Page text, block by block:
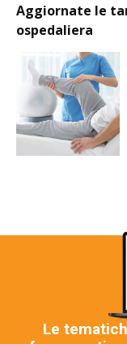
Aggiornate le
ospedaliera
Le